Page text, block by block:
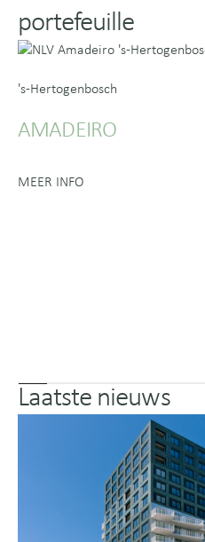
portefeuille
's-Hertogenbosch
AMADEIRO
MEER INFO
Laatste nieuws